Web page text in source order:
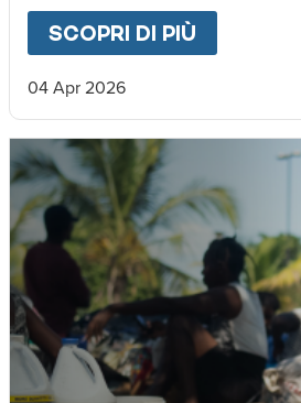
SCOPRI DI PIÙ
04 Apr 2026